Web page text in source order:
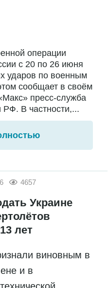
операции
с 20 по 26 июня
ударов по военным
сообщает в своём
пресс-служба
В частности,...
4657
Украине
лет
виновным в
и в